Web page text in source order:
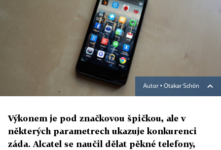
Autor ▪ Otakar Schön
Výkonem je pod značkovou špičkou, ale v
některých parametrech ukazuje konkurenci
záda. Alcatel se naučil dělat pěkné telefony,